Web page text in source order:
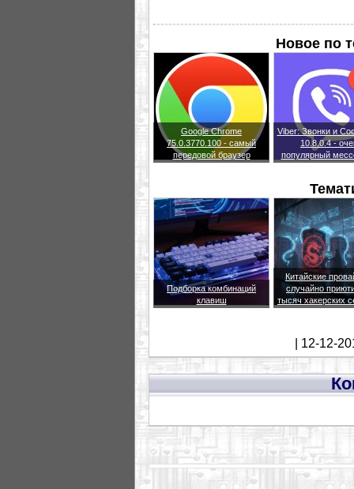
Новое по
Google Chrome
75.0.3770.100 - самый
передовой браузер
Viber: Звонки и
10.8.0.4 -
популярный
Подборка комбинаций
клавиш
Китайские
случайно
тысяч хакерских
| 12-12-